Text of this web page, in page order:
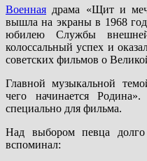
Военная драма «Щит и
вышла на экраны в 1968
юбилею Службы
колоссальный успех и
советских фильмов о
Главной музыкальной
чего начинается
специально для фильма.
Над выбором певца
вспоминал: